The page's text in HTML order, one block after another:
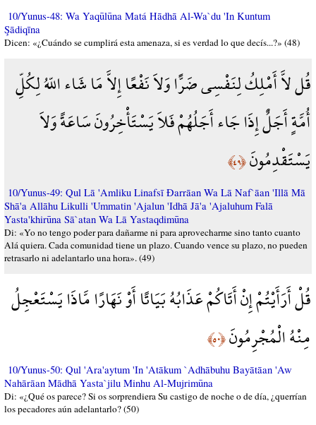
10/Yunus-48: Wa Yaqūlūna Matá Hādhā Al-Wa`du 'In Kuntum
Şādiqīna
Dicen: «¿Cuándo se cumplirá esta amenaza, si es verdad lo que decís...?» (48)
قُل لاَّ أَمْلِكُ لِنَفْسِي ضَرًّا وَلاَ نَفْعًا إِلاَّ مَا شَاء اللّهُ لِكُلِّ
أُمَّةٍ أَجَلٌ إِذَا جَاء أَجَلُهُمْ فَلاَ يَسْتَأْخِرُونَ سَاعَةً وَلاَ
يَسْتَقْدِمُونَ﴿٤٩﴾
10/Yunus-49: Qul Lā 'Amliku Linafsī Đarrāan Wa Lā Naf`āan 'Illā Mā
Shā'a Allāhu Likulli 'Ummatin 'Ajalun 'Idhā Jā'a 'Ajaluhum Falā
Yasta'khirūna Sā`atan Wa Lā Yastaqdimūna
Di: «Yo no tengo poder para dañarme ni para aprovecharme sino tanto cuanto
Alá quiera. Cada comunidad tiene un plazo. Cuando vence su plazo, no pueden
retrasarlo ni adelantarlo una hora». (49)
قُلْ أَرَأَيْتُمْ إِنْ أَتَاكُمْ عَذَابُهُ بَيَاتًا أَوْ نَهَارًا مَّاذَا يَسْتَعْجِلُ
مِنْهُ الْمُجْرِمُونَ﴿٥٠﴾
10/Yunus-50: Qul 'Ara'aytum 'In 'Atākum `Adhābuhu Bayātāan 'Aw
Nahārāan Mādhā Yasta`jilu Minhu Al-Mujrimūna
Di: «¿Qué os parece? Si os sorprendiera Su castigo de noche o de día, ¿querrían
los pecadores aún adelantarlo? (50)